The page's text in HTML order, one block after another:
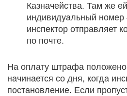
Казначейства. Там же
индивидуальный
инспектор отправляет
по почте.
На оплату штрафа
начинается со дня, когда
постановление. Если